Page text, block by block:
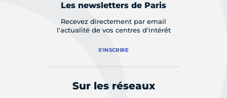
Les newsletters de Paris
Recevez directement par email
l'actualité de vos centres d'intérêt
S'INSCRIRE
Sur les réseaux